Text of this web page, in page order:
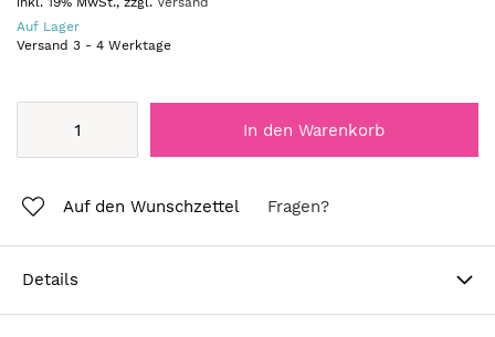
Auf Lager
Versand 3 - 4 Werktage
In den Warenkorb
Auf den Wunschzettel Fragen?
Details